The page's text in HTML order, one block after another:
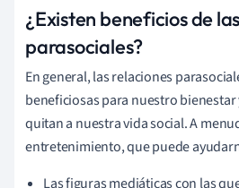
¿Existen beneficios de
parasociales?
En general, las relaciones
beneficiosas para nuestro bienestar
quitan a nuestra vida social. A
entretenimiento, que puede
Las figuras mediáticas con las